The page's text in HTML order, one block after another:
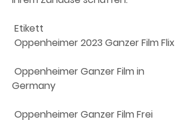
Etikett
Oppenheimer 2023 Ganzer Film Flix
Germany